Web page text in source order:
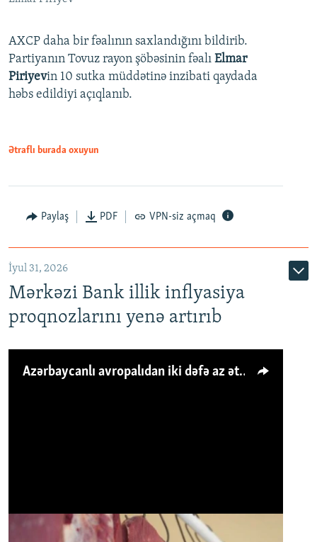
AXCP daha bir fəalının saxlandığını bildirib.
Partiyanın Tovuz rayon şöbəsinin fəalı Elmar
Piriyevin 10 sutka müddətinə inzibati qaydada
həbs edildiyi açıqlanıb.
Ətraflı burada oxuyun
Paylaş PDF VPN-siz açmaq
İyul 31, 2026
Mərkəzi Bank illik inflyasiya
proqnozlarını yenə artırıb
Azərbaycanlı avropalıdan iki dəfə az ət yeyir, amma... 'Qiymət artımı qaçılmazdır'